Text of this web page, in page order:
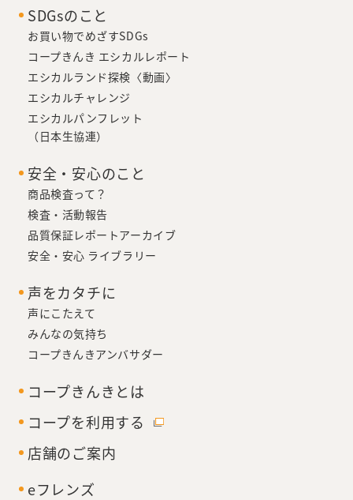
SDGsのこと
お買い物でめざすSDGs
コープきんき エシカルレポート
エシカルランド探検〈動画〉
エシカルチャレンジ
エシカルパンフレット
（日本生協連）
安全・安心のこと
商品検査って？
検査・活動報告
品質保証レポートアーカイブ
安全・安心 ライブラリー
声をカタチに
声にこたえて
みんなの気持ち
コープきんきアンバサダー
コープきんきとは
コープを利用する
店舗のご案内
eフレンズ